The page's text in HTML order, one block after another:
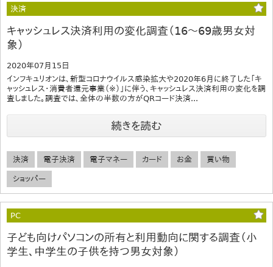
決済
キャッシュレス決済利用の変化調査（16～69歳男女対
象）
2020年07月15日
インフキュリオンは、新型コロナウイルス感染拡大や2020年6月に終了した「キ
ャッシュレス・消費者還元事業（※）」に伴う、キャッシュレス決済利用の変化を調
査しました。調査では、全体の半数の方がQRコード決済...
続きを読む
決済 電子決済 電子マネー カード お金 買い物
ショッパー
PC
子ども向けパソコンの所有と利用動向に関する調査（小
学生、中学生の子供を持つ男女対象）